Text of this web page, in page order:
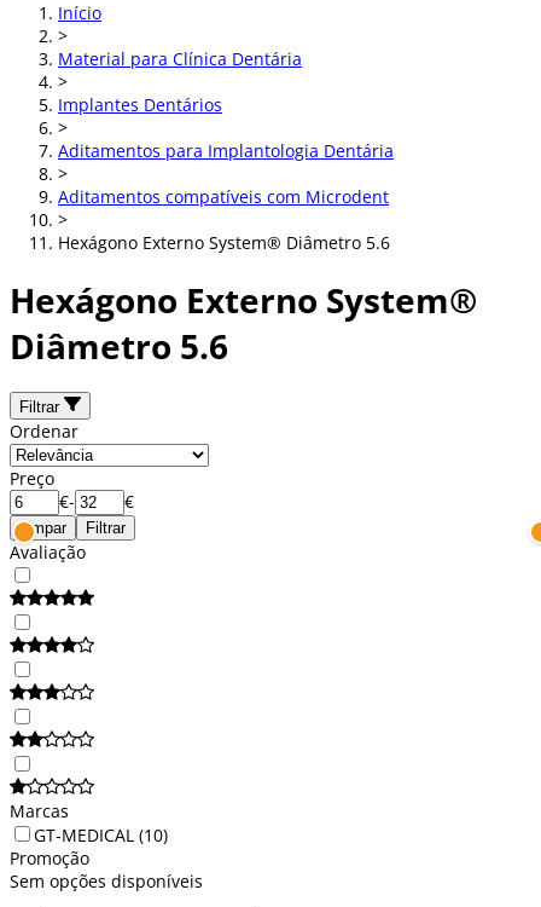
Início
>
Material para Clínica Dentária
>
Implantes Dentários
>
Aditamentos para Implantologia Dentária
>
Aditamentos compatíveis com Microdent
>
Hexágono Externo System® Diâmetro 5.6
Hexágono Externo System®
Diâmetro 5.6
Filtrar
Ordenar
Preço
€- €
Limpar Filtrar
Avaliação
Marcas
GT-MEDICAL (10)
Promoção
Sem opções disponíveis